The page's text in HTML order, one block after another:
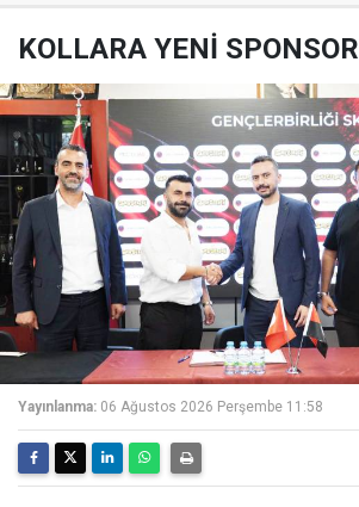
KOLLARA YENİ SPONSOR
Yayınlanma: 06 Ağustos 2026 Perşembe 11:58